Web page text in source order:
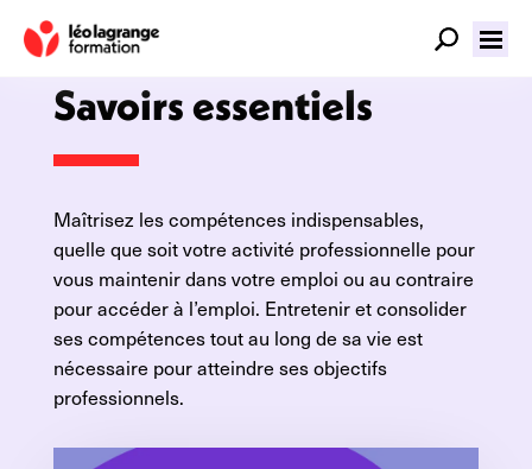
Domaine
Savoirs essentiels
Maîtrisez les compétences indispensables,
quelle que soit votre activité professionnelle pour
vous maintenir dans votre emploi ou au contraire
pour accéder à l’emploi. Entretenir et consolider
ses compétences tout au long de sa vie est
nécessaire pour atteindre ses objectifs
professionnels.